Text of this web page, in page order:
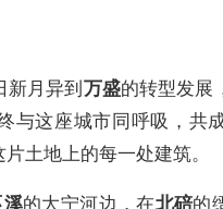
新月异到万盛的转型发展
与这座城市同呼吸，共
土地上的每一处建筑。
的大宁河边，在北碚的